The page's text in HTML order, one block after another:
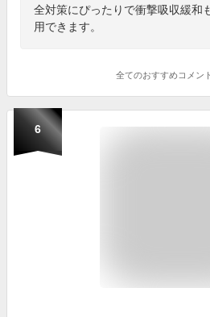
全対策にぴったりで衝撃吸収緩和
用できます。
全てのおすすめコメン
6